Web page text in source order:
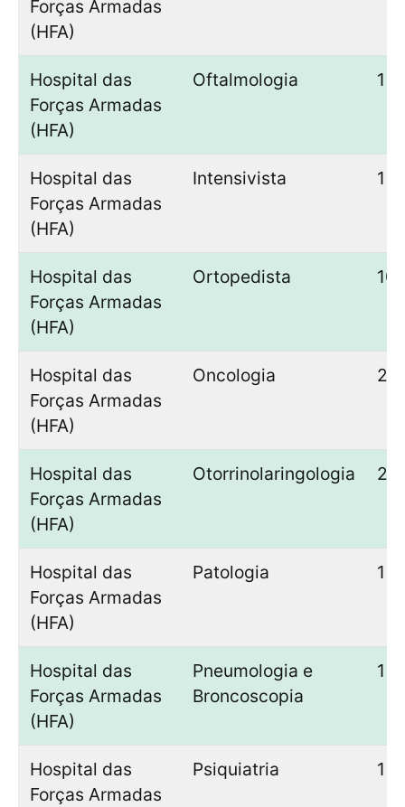
Forças Armadas
(HFA)
Hospital das
Forças Armadas
(HFA)
Oftalmologia 1
Hospital das
Forças Armadas
(HFA)
Intensivista 1
Hospital das
Forças Armadas
(HFA)
Ortopedista 10
Hospital das
Forças Armadas
(HFA)
Oncologia 2
Hospital das
Forças Armadas
(HFA)
Otorrinolaringologia 2
Hospital das
Forças Armadas
(HFA)
Patologia 1
Hospital das
Forças Armadas
(HFA)
Pneumologia e
Broncoscopia
1
Hospital das
Forças Armadas
Psiquiatria 1